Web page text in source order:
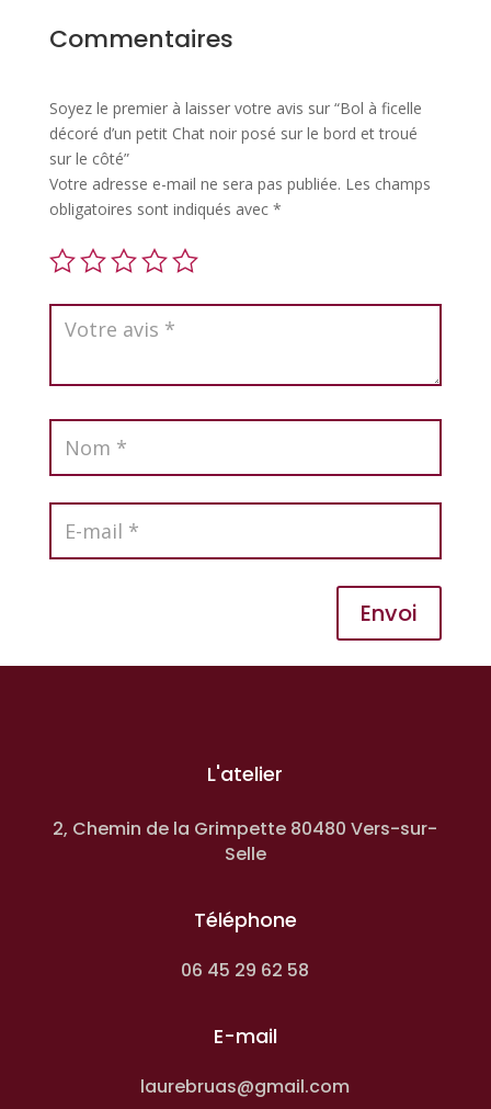
Commentaires
Soyez le premier à laisser votre avis sur “Bol à ficelle
décoré d’un petit Chat noir posé sur le bord et troué
sur le côté”
Votre adresse e-mail ne sera pas publiée. Les champs
obligatoires sont indiqués avec *
Envoi
L'atelier
2, Chemin de la Grimpette 80480 Vers-sur-
Selle
Téléphone
06 45 29 62 58
E-mail
laurebruas@gmail.com